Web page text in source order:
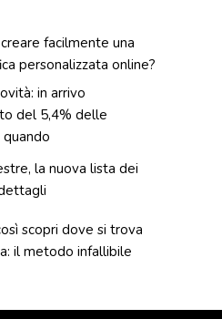
facilmente una
personalizzata online?
in arrivo
del 5,4% delle
la nuova lista dei
scopri dove si trova
il metodo infallibile